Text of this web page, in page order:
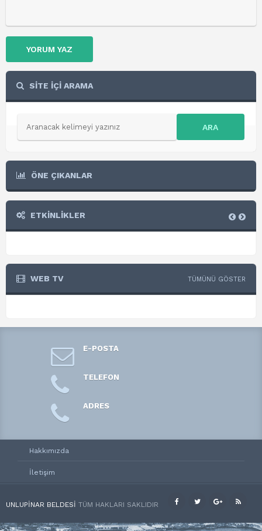
YORUM YAZ
SİTE İÇİ ARAMA
ARA
ÖNE ÇIKANLAR
ETKİNLİKLER
WEB TV TÜMÜNÜ GÖSTER
E-POSTA
TELEFON
ADRES
Hakkımızda
İletişim
UNLUPINAR BELDESI TÜM HAKLARI SAKLIDIR